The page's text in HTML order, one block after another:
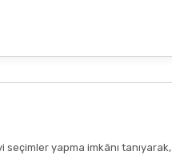
yapma imkânı tanıyarak,